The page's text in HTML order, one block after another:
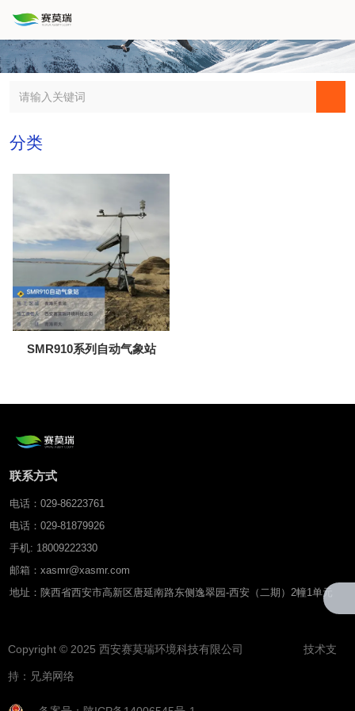
分类
SMR910系列自动气象站
联系方式
电话：029-86223761
电话：029-81879926
手机: 18009222330
邮箱：xasmr@xasmr.com
地址：陕西省西安市高新区唐延南路东侧逸翠园-西安（二期）2幢1单元
Copyright © 2025 西安赛莫瑞环境科技有限公司 技术支
持： 兄弟网络